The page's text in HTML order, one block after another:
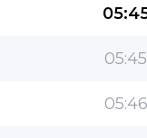
05:45
05:46